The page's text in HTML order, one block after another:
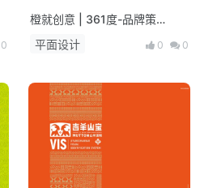
0
橙就创意 | 361度-品牌策
划/logo设计/vi设计
平面设计 0 0